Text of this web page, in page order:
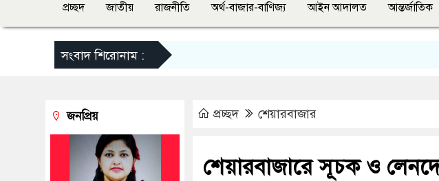
প্রচ্ছদ জাতীয় রাজনীতি অর্থ-বাজার-বাণিজ্য আইন আদালত আন্তর্জাতিক
সংবাদ শিরোনাম :
প্রচ্ছদ শেয়ারবাজার
শেয়ারবাজারে সূচক ও
জনপ্রিয়